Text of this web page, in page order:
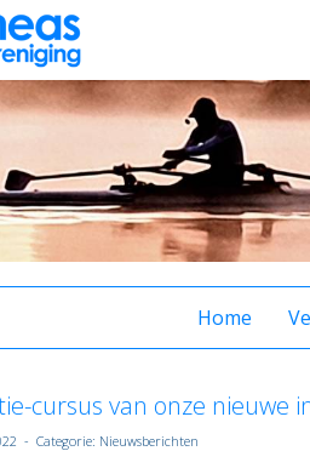
Home
cursus van onze nieuwe
- Categorie: Nieuwsberichten